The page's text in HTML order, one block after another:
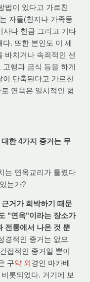
법이 있다고 가르친
자들(친지나 가족등
사나 헌금 그리고 기타
. 또한 본인도 이 세
바치거나 속죄적인 선
행과 금식 등을 하게
단축된다고 가르친
연옥은 일시적인 형
한 4가지 증거는 무
는 연옥교리가 틀렸다
는가?
거가 희박하기 때문
"연옥"이라는 장소가
전통에서 나온 것 뿐
경적인 증거는 없으
접적인 증거일 뿐이
구약 외경인 마카베
롯되었다. 거기에 보